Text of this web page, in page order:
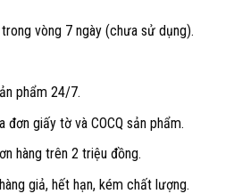
vòng 7 ngày (chưa sử dụng).
phẩm 24/7.
đơn giấy tờ và COCQ sản phẩm.
hàng trên 2 triệu đồng.
giả, hết hạn, kém chất lượng.